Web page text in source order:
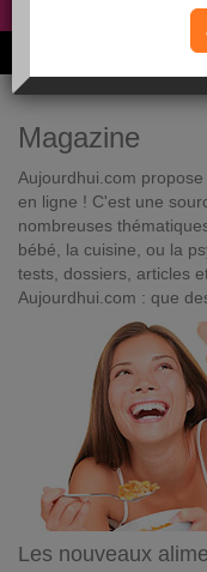
Non,
6M de personnes
Magazine
Aujourdhui.com
en ligne ! C'est une
nombreuses
bébé, la cuisine, ou la
tests, dossiers, articles
Aujourdhui.com : que
Les nouveaux